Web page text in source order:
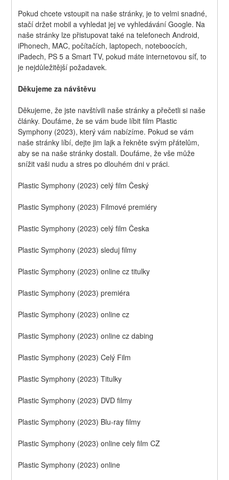
Pokud chcete vstoupit na naše stránky, je to velmi snadné,
stačí držet mobil a vyhledat jej ve vyhledávání Google. Na
naše stránky lze přistupovat také na telefonech Android,
iPhonech, MAC, počítačích, laptopech, noteboocích,
iPadech, PS 5 a Smart TV, pokud máte internetovou síť, to
je nejdůležitější požadavek.
Děkujeme za návštěvu
Děkujeme, že jste navštívili naše stránky a přečetli si naše
články. Doufáme, že se vám bude líbit film Plastic
Symphony (2023), který vám nabízíme. Pokud se vám
naše stránky líbí, dejte jim lajk a řekněte svým přátelům,
aby se na naše stránky dostali. Doufáme, že vše může
snížit vaši nudu a stres po dlouhém dni v práci.
Plastic Symphony (2023) celý film Český
Plastic Symphony (2023) Filmové premiéry
Plastic Symphony (2023) celý film Česka
Plastic Symphony (2023) sleduj filmy
Plastic Symphony (2023) online cz titulky
Plastic Symphony (2023) premiéra
Plastic Symphony (2023) online cz
Plastic Symphony (2023) online cz dabing
Plastic Symphony (2023) Celý Film
Plastic Symphony (2023) Titulky
Plastic Symphony (2023) DVD filmy
Plastic Symphony (2023) Blu-ray filmy
Plastic Symphony (2023) online cely film CZ
Plastic Symphony (2023) online